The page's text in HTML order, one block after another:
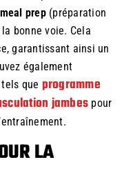
meal prep(préparation
bonne voie. Cela
garantissant ainsi un
également
que programme
jambes pour
LA